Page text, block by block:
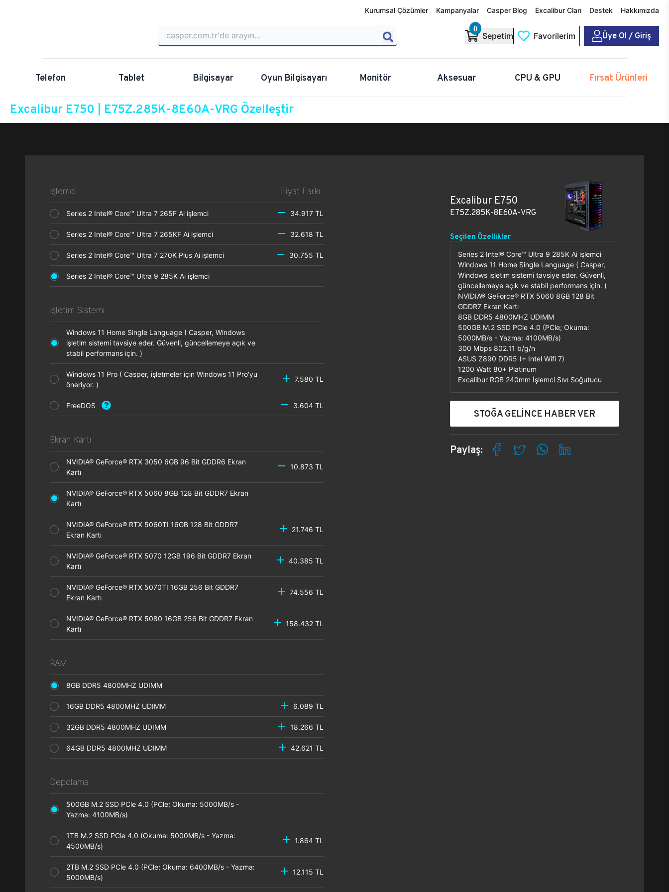
Kurumsal Çözümler Kampanyalar Casper Blog Excalibur Clan Destek Hakkımızda
0
Sepetim Favorilerim Üye Ol / Giriş
Telefon Tablet Bilgisayar Oyun Bilgisayarı Monitör Aksesuar CPU & GPU Fırsat Ürünleri
Excalibur E750 | E75Z.285K-8E60A-VRG Özelleştir
İşlemci Fiyat Farkı
Series 2 Intel® Core™ Ultra 7 265F Ai işlemci 34.917 TL
Series 2 Intel® Core™ Ultra 7 265KF Ai işlemci 32.618 TL
Series 2 Intel® Core™ Ultra 7 270K Plus Ai işlemci 30.755 TL
Series 2 Intel® Core™ Ultra 9 285K Ai işlemci
İşletim Sistemi
Windows 11 Home Single Language ( Casper, Windows
işletim sistemi tavsiye eder. Güvenli, güncellemeye açık ve
stabil performans için. )
Windows 11 Pro ( Casper, işletmeler için Windows 11 Pro'yu
öneriyor. )
7.580 TL
FreeDOS 3.604 TL
Ekran Kartı
NVIDIA® GeForce® RTX 3050 6GB 96 Bit GDDR6 Ekran
Kartı
10.873 TL
NVIDIA® GeForce® RTX 5060 8GB 128 Bit GDDR7 Ekran
Kartı
NVIDIA® GeForce® RTX 5060TI 16GB 128 Bit GDDR7
Ekran Kartı
21.746 TL
NVIDIA® GeForce® RTX 5070 12GB 196 Bit GDDR7 Ekran
Kartı
40.385 TL
NVIDIA® GeForce® RTX 5070TI 16GB 256 Bit GDDR7
Ekran Kartı
74.556 TL
NVIDIA® GeForce® RTX 5080 16GB 256 Bit GDDR7 Ekran
Kartı
158.432 TL
RAM
8GB DDR5 4800MHZ UDIMM
16GB DDR5 4800MHZ UDIMM 6.089 TL
32GB DDR5 4800MHZ UDIMM 18.266 TL
64GB DDR5 4800MHZ UDIMM 42.621 TL
Depolama
500GB M.2 SSD PCle 4.0 (PCle; Okuma: 5000MB/s -
Yazma: 4100MB/s)
1TB M.2 SSD PCle 4.0 (Okuma: 5000MB/s - Yazma:
4500MB/s)
1.864 TL
2TB M.2 SSD PCle 4.0 (PCle; Okuma: 6400MB/s - Yazma:
5000MB/s)
12.115 TL
Excalibur E750
E75Z.285K-8E60A-VRG
Seçilen Özellikler
Series 2 Intel® Core™ Ultra 9 285K Ai işlemci
Windows 11 Home Single Language ( Casper,
Windows işletim sistemi tavsiye eder. Güvenli,
güncellemeye açık ve stabil performans için. )
NVIDIA® GeForce® RTX 5060 8GB 128 Bit
GDDR7 Ekran Kartı
8GB DDR5 4800MHZ UDIMM
500GB M.2 SSD PCle 4.0 (PCle; Okuma:
5000MB/s - Yazma: 4100MB/s)
300 Mbps 802.11 b/g/n
ASUS Z890 DDR5 (+ Intel Wifi 7)
1200 Watt 80+ Platinum
Excalibur RGB 240mm İşlemci Sıvı Soğutucu
STOĞA GELİNCE HABER VER
Paylaş: